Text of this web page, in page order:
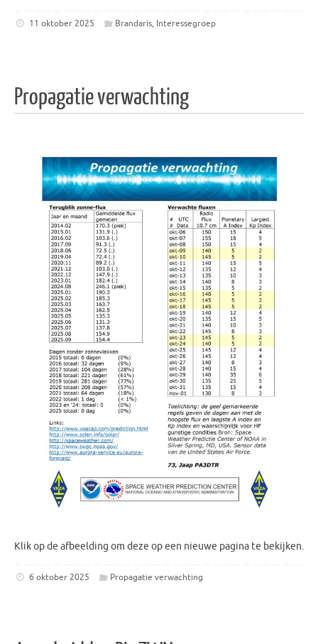
11 oktober 2025 Brandaris, Interessegroep
Propagatie verwachting
Klik op de afbeelding om deze op een nieuwe pagina te bekijken.
6 oktober 2025 Propagatie verwachting